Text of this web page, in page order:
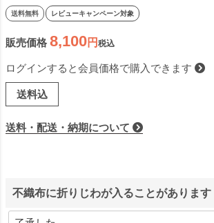
ス 張り替え キット チェア 座面 修理
ン スポンジ 椅子 張替え
送料無料 レビューキャンペーン対象
販売価格 8,100 税込
ログインすると会員価格で購入できます
送料込
送料・配送・納期について
不織布に折りじわが入ることがあります